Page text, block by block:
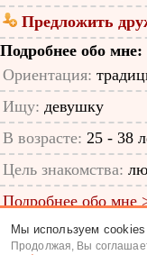
Предложить
Подробнее обо мне:
Ориентация:
Ищу: девушку
В возрасте: 25 - 38
Цель знакомства:
Подробнее обо мне
ID анкеты: 63933517
Мы используем cookies
Продолжая, Вы